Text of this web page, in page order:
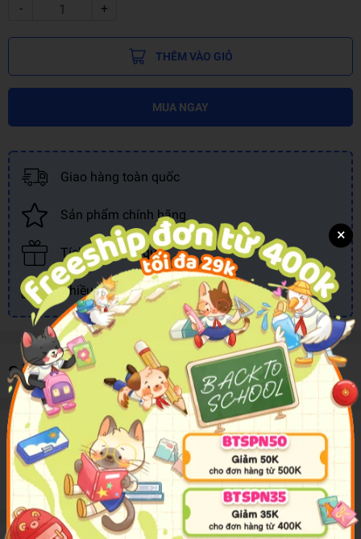
- +
THÊM VÀO GIỎ
MUA NGAY
Giao hàng toàn quốc
Sản phẩm chính hãng
Tích điểm đổi quà
Nhiều khuyến mãi, ưu đãi
Sản phẩm cùng loại
Mô tả sản phẩm
Have fun with paw patrol dot to dot book! 24 Pages
×